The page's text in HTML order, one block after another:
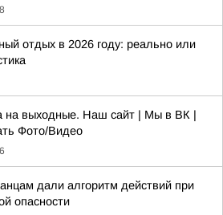
отдых в 2026 году: реально или
выходные. Наш сайт | Мы в ВК |
Фото/Видео
дали алгоритм действий при
опасности